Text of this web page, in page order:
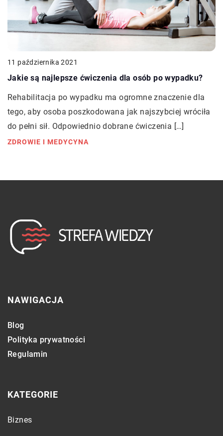
11 października 2021
Jakie są najlepsze ćwiczenia dla osób po wypadku?
Rehabilitacja po wypadku ma ogromne znaczenie dla
tego, aby osoba poszkodowana jak najszybciej wróciła
do pełni sił. Odpowiednio dobrane ćwiczenia […]
ZDROWIE I MEDYCYNA
NAWIGACJA
Blog
Polityka prywatności
Regulamin
KATEGORIE
Biznes